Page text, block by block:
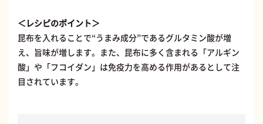
＜レシピのポイント＞
昆布を入れることで“うまみ成分”であるグルタミン酸が増
え、旨味が増します。また、昆布に多く含まれる「アルギン
酸」や「フコイダン」は免疫力を高める作用があるとして注
目されています。